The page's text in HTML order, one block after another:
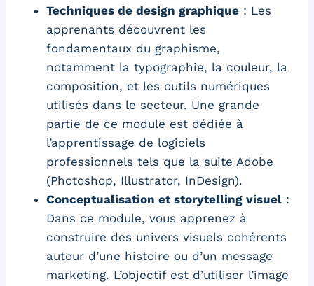
Techniques de design graphique : Les
apprenants découvrent les
fondamentaux du graphisme,
notamment la typographie, la couleur, la
composition, et les outils numériques
utilisés dans le secteur. Une grande
partie de ce module est dédiée à
l’apprentissage de logiciels
professionnels tels que la suite Adobe
(Photoshop, Illustrator, InDesign).
Conceptualisation et storytelling visuel :
Dans ce module, vous apprenez à
construire des univers visuels cohérents
autour d’une histoire ou d’un message
marketing. L’objectif est d’utiliser l’image